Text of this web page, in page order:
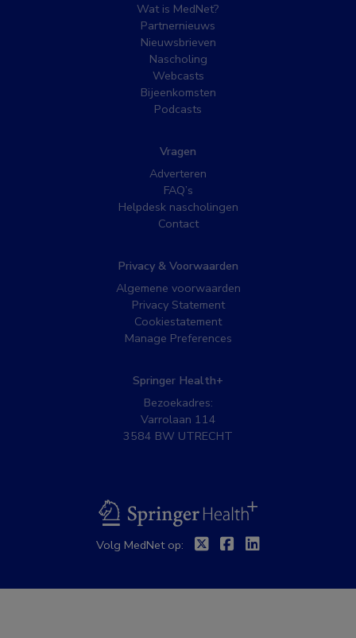
Wat is MedNet?
Partnernieuws
Nieuwsbrieven
Nascholing
Webcasts
Bijeenkomsten
Podcasts
Vragen
Adverteren
FAQ’s
Helpdesk nascholingen
Contact
Privacy & Voorwaarden
Algemene voorwaarden
Privacy Statement
Cookiestatement
Manage Preferences
Springer Health+
Bezoekadres:
Varrolaan 114
3584 BW UTRECHT
BSL
Volg MedNet op: TwitterFacebook
Linkedin